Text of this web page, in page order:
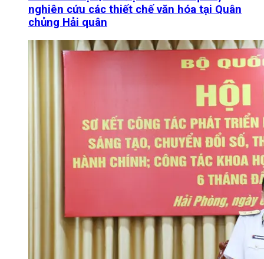
nghiên cứu các thiết chế văn hóa tại Quân
chủng Hải quân